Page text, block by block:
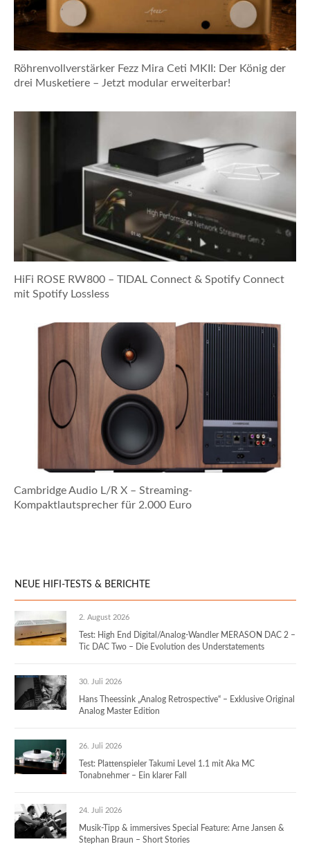
Röhrenvollverstärker Fezz Mira Ceti MKII: Der König der
drei Musketiere – Jetzt modular erweiterbar!
HiFi ROSE RW800 – TIDAL Connect & Spotify Connect
mit Spotify Lossless
Cambridge Audio L/R X – Streaming-
Kompaktlautsprecher für 2.000 Euro
NEUE HIFI-TESTS & BERICHTE
2. August 2026
Test: High End Digital/Analog-Wandler MERASON DAC 2 –
Tic DAC Two – Die Evolution des Understatements
30. Juli 2026
Hans Theessink „Analog Retrospective“ – Exklusive Original
Analog Master Edition
26. Juli 2026
Test: Plattenspieler Takumi Level 1.1 mit Aka MC
Tonabnehmer – Ein klarer Fall
24. Juli 2026
Musik-Tipp & immersives Special Feature: Arne Jansen &
Stephan Braun – Short Stories